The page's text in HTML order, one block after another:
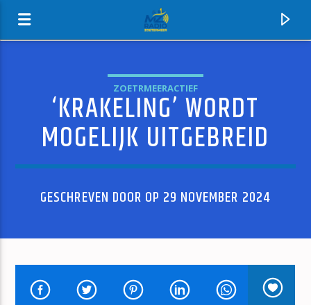
MZ-RADIO
HUIDIG NUMMER
ZOETRMEERACTIEF
‘KRAKELING’ WORDT
MOGELIJK UITGEBREID
GESCHREVEN DOOR OP 29 NOVEMBER 2024